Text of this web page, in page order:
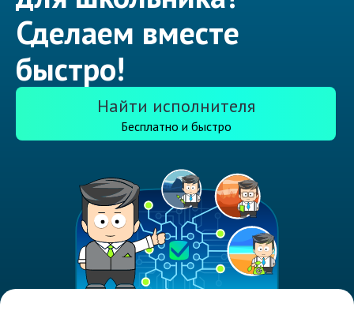
Сделаем вместе
быстро!
Найти исполнителя
Бесплатно и быстро